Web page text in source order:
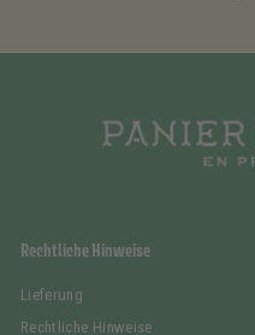
Rechtliche Hinweise
Lieferung
Rechtliche Hinweise